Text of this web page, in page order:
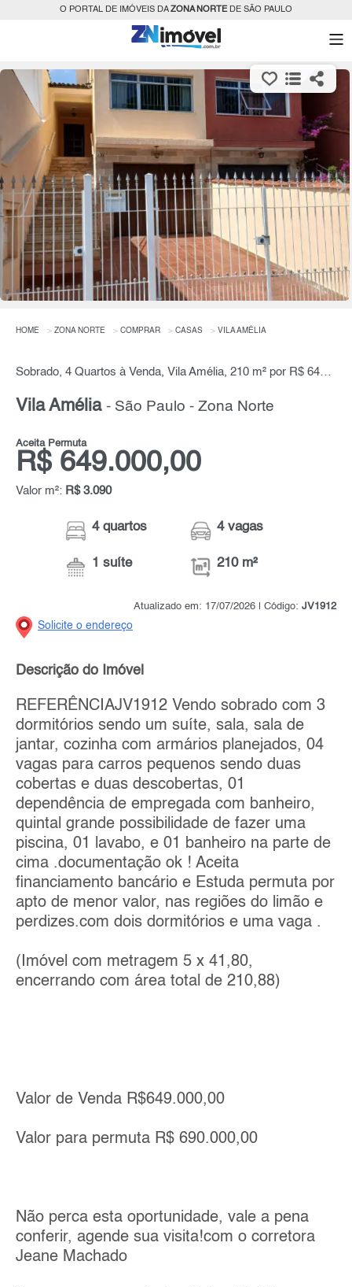
O PORTAL DE IMÓVEIS DAZONA NORTEDE SÃO PAULO
HOME ZONA NORTE COMPRAR CASAS VILA AMÉLIA
Sobrado, 4 Quartos à Venda, Vila Amélia, 210 m² por R$ 649.000,00
Vila Amélia - São Paulo - Zona Norte
Aceita Permuta
R$ 649.000,00
Valor m²: R$ 3.090
4 quartos
1 suíte
4 vagas
210 m²
Atualizado em: 17/07/2026 | Código: JV1912
Solicite o endereço
Descrição do Imóvel
REFERÊNCIAJV1912 Vendo sobrado com 3
dormitórios sendo um suíte, sala, sala de
jantar, cozinha com armários planejados, 04
vagas para carros pequenos sendo duas
cobertas e duas descobertas, 01
dependência de empregada com banheiro,
quintal grande possibilidade de fazer uma
piscina, 01 lavabo, e 01 banheiro na parte de
cima .documentação ok ! Aceita
financiamento bancário e Estuda permuta por
apto de menor valor, nas regiões do limão e
perdizes.com dois dormitórios e uma vaga .
(Imóvel com metragem 5 x 41,80,
encerrando com área total de 210,88)
Valor de Venda R$649.000,00
Valor para permuta R$ 690.000,00
Não perca esta oportunidade, vale a pena
conferir, agende sua visita!com o corretora
Jeane Machado